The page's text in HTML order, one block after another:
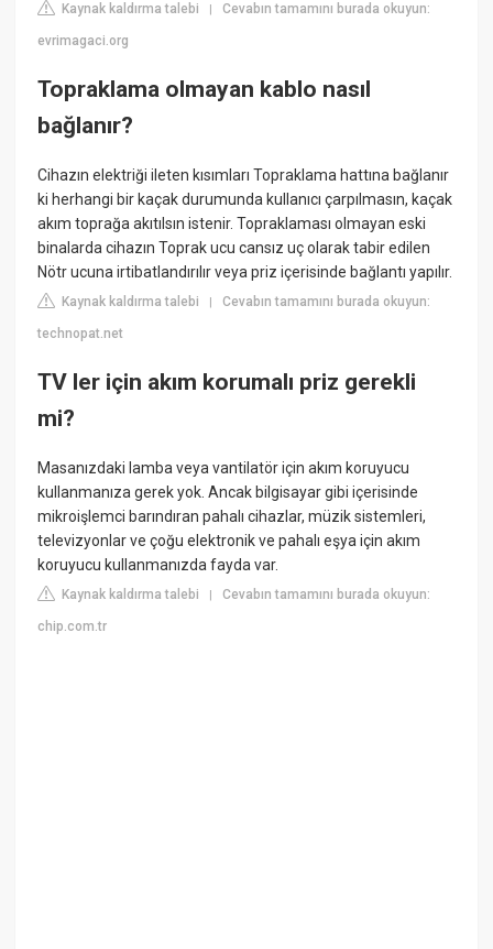
Kaynak kaldırma talebi |Cevabın tamamını burada okuyun:
evrimagaci.org
Topraklama olmayan kablo nasıl
bağlanır?
Cihazın elektriği ileten kısımları Topraklama hattına bağlanır
ki herhangi bir kaçak durumunda kullanıcı çarpılmasın, kaçak
akım toprağa akıtılsın istenir. Topraklaması olmayan eski
binalarda cihazın Toprak ucu cansız uç olarak tabir edilen
Nötr ucuna irtibatlandırılır veya priz içerisinde bağlantı yapılır.
Kaynak kaldırma talebi |Cevabın tamamını burada okuyun:
technopat.net
TV ler için akım korumalı priz gerekli
mi?
Masanızdaki lamba veya vantilatör için akım koruyucu
kullanmanıza gerek yok. Ancak bilgisayar gibi içerisinde
mikroişlemci barındıran pahalı cihazlar, müzik sistemleri,
televizyonlar ve çoğu elektronik ve pahalı eşya için akım
koruyucu kullanmanızda fayda var.
Kaynak kaldırma talebi |Cevabın tamamını burada okuyun:
chip.com.tr